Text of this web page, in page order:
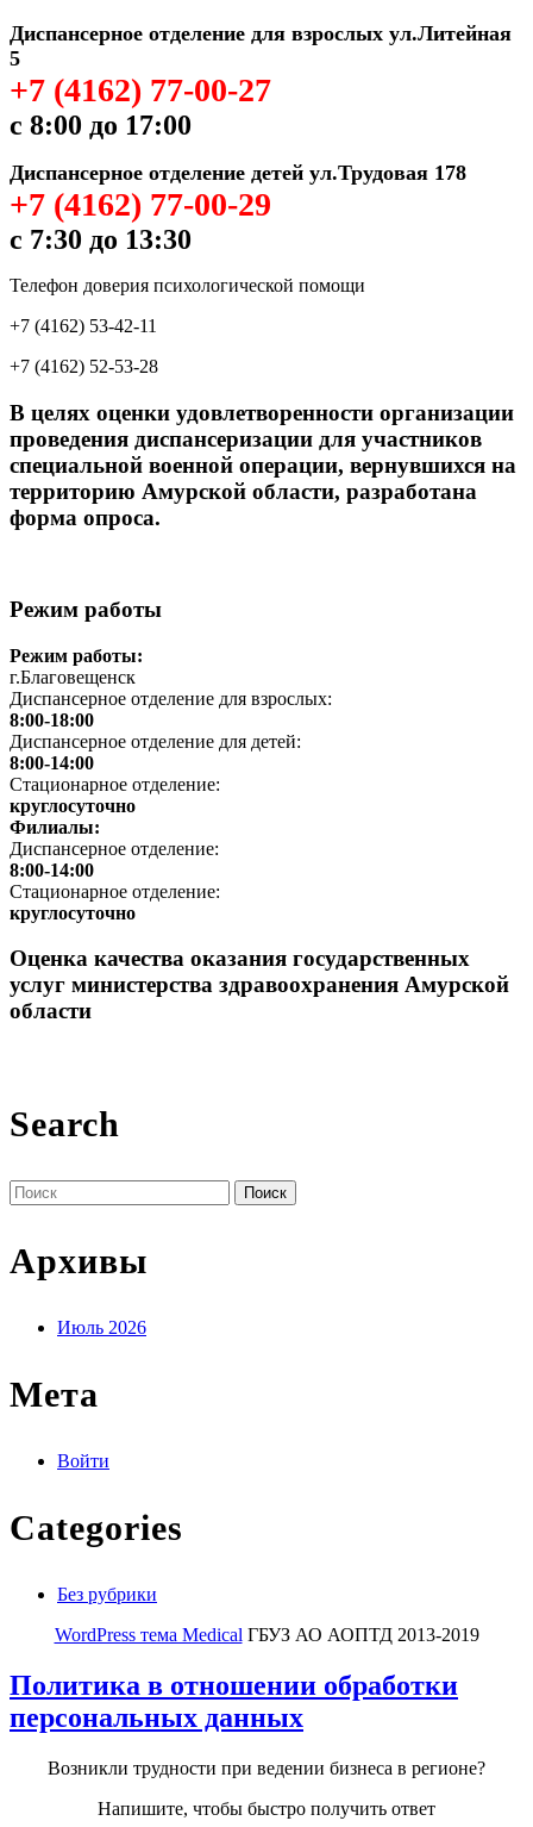
Диспансерное отделение для взрослых ул.Литейная
5
+7 (4162) 77-00-27
с 8:00 до 17:00
Диспансерное отделение детей ул.Трудовая 178
+7 (4162) 77-00-29
с 7:30 до 13:30
Телефон доверия психологической помощи
+7 (4162) 53-42-11
+7 (4162) 52-53-28
В целях оценки удовлетворенности организации
проведения диспансеризации для участников
специальной военной операции, вернувшихся на
территорию Амурской области, разработана
форма опроса.
Режим работы
Режим работы:
г.Благовещенск
Диспансерное отделение для взрослых:
8:00-18:00
Диспансерное отделение для детей:
8:00-14:00
Стационарное отделение:
круглосуточно
Филиалы:
Диспансерное отделение:
8:00-14:00
Стационарное отделение:
круглосуточно
Оценка качества оказания государственных
услуг министерства здравоохранения Амурской
области
Search
Поиск
по:
Архивы
Июль 2026
Мета
Войти
Categories
Без рубрики
WordPress тема Medical ГБУЗ АО АОПТД 2013-2019
Политика в отношении обработки
персональных данных
Возникли трудности при ведении бизнеса в регионе?
Напишите, чтобы быстро получить ответ